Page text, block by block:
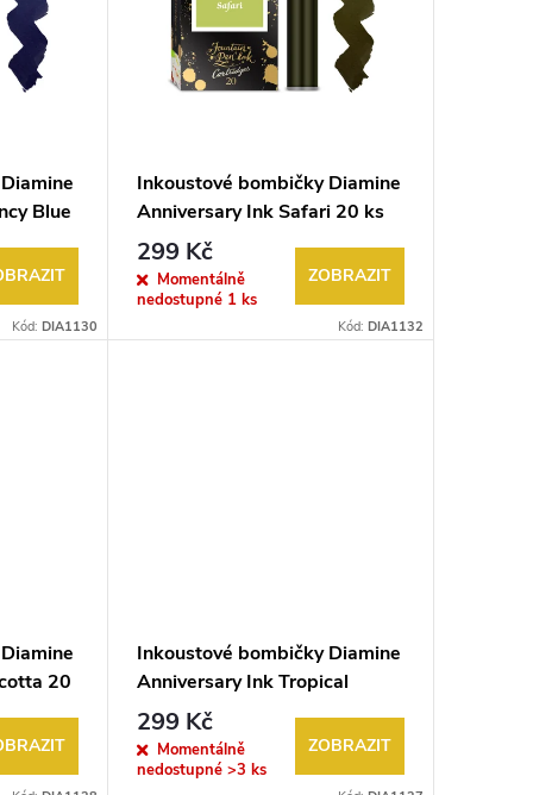
Blue
Kód: DIA1130
Inkoustové bombičky Diamine
Anniversary Ink Safari 20 ks
299 Kč
Momentálně
nedostupné 1 ks
ZOBRAZIT
Kód: DIA1132
20
Inkoustové bombičky Diamine
Anniversary Ink Tropical
Green 20 ks
299 Kč
Momentálně
nedostupné >3 ks
ZOBRAZIT